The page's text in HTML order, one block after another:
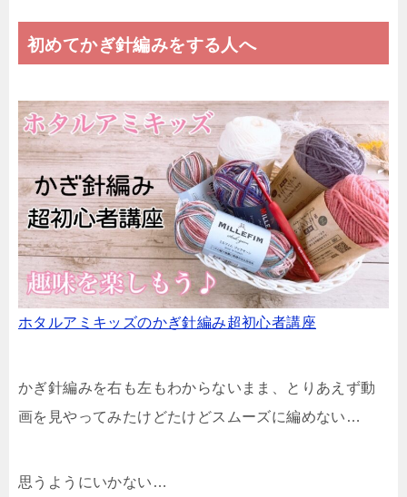
初めてかぎ針編みをする人へ
ホタルアミキッズのかぎ針編み超初心者講座
かぎ針編みを右も左もわからないまま、とりあえず動
画を見やってみたけどたけどスムーズに編めない…
思うようにいかない…